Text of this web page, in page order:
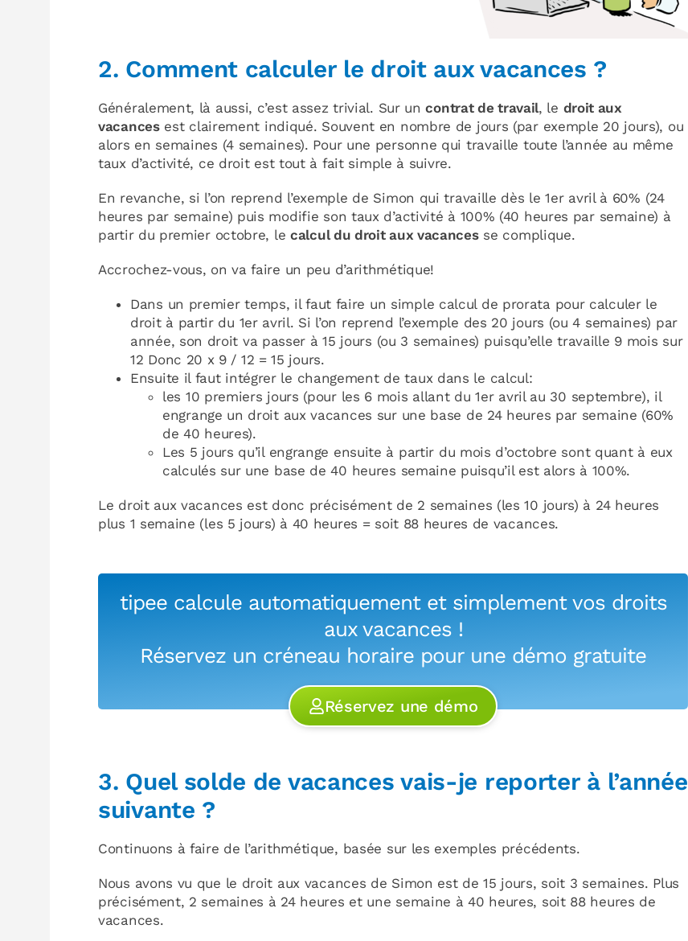
2. Comment calculer le droit aux vacances ?
Généralement, là aussi, c’est assez trivial. Sur uncontrat de travail, le droit aux
vacancesest clairement indiqué. Souvent en nombre de jours (par exemple 20 jours), ou
alors en semaines (4 semaines). Pour une personne qui travaille toute l’année au même
taux d’activité, ce droit est tout à fait simple à suivre.
En revanche, si l’on reprend l’exemple de Simon qui travaille dès le 1er avril à 60% (24
heures par semaine) puis modifie son taux d’activité à 100% (40 heures par semaine) à
partir du premier octobre, le calcul du droit aux vacancesse complique.
Accrochez-vous, on va faire un peu d’arithmétique!
Dans un premier temps, il faut faire un simple calcul de prorata pour calculer le
droit à partir du 1er avril. Si l’on reprend l’exemple des 20 jours (ou 4 semaines) par
année, son droit va passer à 15 jours (ou 3 semaines) puisqu’elle travaille 9 mois sur
12 Donc 20 x 9 / 12 = 15 jours.
Ensuite il faut intégrer le changement de taux dans le calcul:
les 10 premiers jours (pour les 6 mois allant du 1er avril au 30 septembre), il
engrange un droit aux vacances sur une base de 24 heures par semaine (60%
de 40 heures).
Les 5 jours qu’il engrange ensuite à partir du mois d’octobre sont quant à eux
calculés sur une base de 40 heures semaine puisqu’il est alors à 100%.
Le droit aux vacances est donc précisément de 2 semaines (les 10 jours) à 24 heures
plus 1 semaine (les 5 jours) à 40 heures = soit 88 heures de vacances.
tipee calcule automatiquement et simplement vos droits
aux vacances !
Réservez un créneau horaire pour une démo gratuite
Réservez une démo
3. Quel solde de vacances vais-je reporter à l’année
suivante ?
Continuons à faire de l’arithmétique, basée sur les exemples précédents.
Nous avons vu que le droit aux vacances de Simon est de 15 jours, soit 3 semaines. Plus
précisément, 2 semaines à 24 heures et une semaine à 40 heures, soit 88 heures de
vacances.